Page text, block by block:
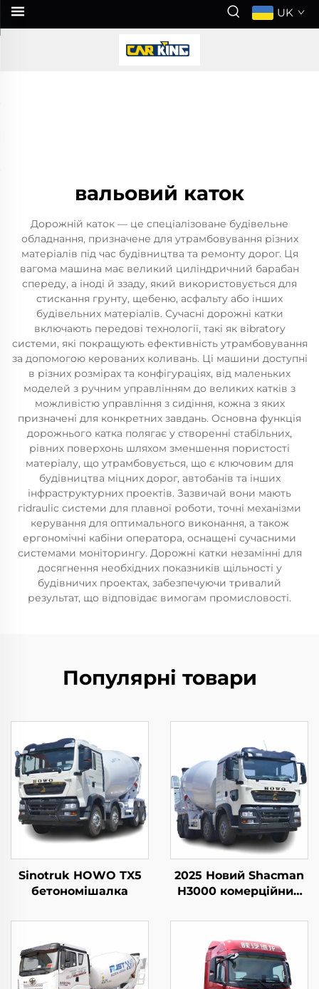
UK
вальовий каток
Дорожній каток — це спеціалізоване будівельне
обладнання, призначене для утрамбовування різних
матеріалів під час будівництва та ремонту дорог. Ця
вагома машина має великий циліндричний барабан
спереду, а іноді й ззаду, який використовується для
стискання грунту, щебеню, асфальту або інших
будівельних матеріалів. Сучасні дорожні катки
включають передові технології, такі як вibratory
системи, які покращують ефективність утрамбовування
за допомогою керованих коливань. Ці машини доступні
в різних розмірах та конфігураціях, від маленьких
моделей з ручним управлінням до великих катків з
можливістю управління з сидіння, кожна з яких
призначені для конкретних завдань. Основна функція
дорожнього катка полягає у створенні стабільних,
рівних поверхонь шляхом зменшення пористості
матеріалу, що утрамбовується, що є ключовим для
будівництва міцних дорог, автобанів та інших
інфраструктурних проектів. Зазвичай вони мають
гіdraulic системи для плавної роботи, точні механізми
керування для оптимального виконання, а також
ергономічні кабіни оператора, оснащені сучасними
системами моніторингу. Дорожні катки незамінні для
досягнення необхідних показників щільності у
будівничих проектах, забезпечуючи тривалий
результат, що відповідає вимогам промисловості.
Популярні товари
Sinotruk HOWO TX5
бетономішалка
2025 Новий Shacman
H3000 комерційний
продажу за
розумною ціною